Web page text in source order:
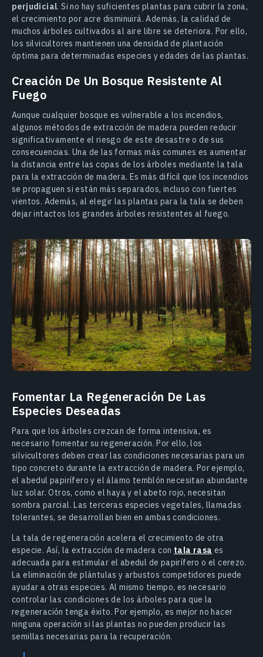
perjudicial. Si no hay suficientes plantas para cubrir la zona,
el crecimiento por acre disminuirá. Además, la calidad de
muchos árboles cultivados al aire libre se deteriora. Por ello,
los silvicultores mantienen una densidad de plantación
óptima para determinadas especies y edades de las plantas.
Creación De Un Bosque Resistente Al
Fuego
Aunque cualquier bosque es vulnerable a los incendios,
algunos métodos de extracción de madera pueden reducir
significativamente el riesgo de este desastre o de sus
consecuencias. Una de las formas más comunes es aumentar
la distancia entre las copas de los árboles mediante la tala
para la extracción de madera. Es más difícil que los incendios
se propaguen si están más separados, incluso con fuertes
vientos. Además, al elegir las plantas para la tala se deben
dejar intactos los grandes árboles resistentes al fuego.
Fomentar La Regeneración De Las
Especies Deseadas
Para que los árboles crezcan de forma intensiva, es
necesario fomentar su regeneración. Por ello, los
silvicultores deben crear las condiciones necesarias para un
tipo concreto durante la extracción de madera. Por ejemplo,
el abedul papirífero​ y el álamo temblón necesitan abundante
luz solar. Otros, como el haya y el abeto rojo, necesitan
sombra parcial. Las terceras especies vegetales, llamadas
tolerantes, se desarrollan bien en ambas condiciones.
La tala de regeneración acelera el crecimiento de otra
especie. Así, la extracción de madera con tala rasa es
adecuada para estimular el abedul de papirífero o el cerezo.
La eliminación de plántulas y arbustos competidores puede
ayudar a otras especies. Al mismo tiempo, es necesario
controlar las condiciones de los árboles para que la
regeneración tenga éxito. Por ejemplo, es mejor no hacer
ninguna operación si las plantas no pueden producir las
semillas necesarias para la recuperación.